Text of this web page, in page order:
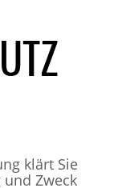
klärt Sie
Zweck